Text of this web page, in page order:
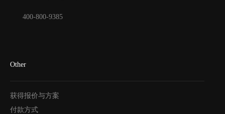
400-800-9385
Other
获得报价与方案
付款方式